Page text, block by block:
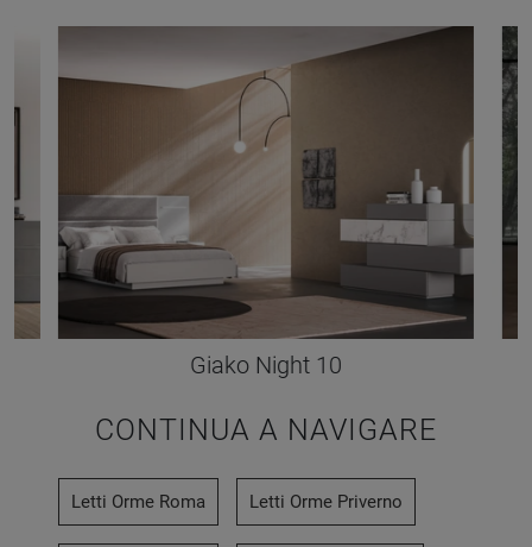
Giako Night 10
CONTINUA A NAVIGARE
Letti Orme Roma Letti Orme Priverno